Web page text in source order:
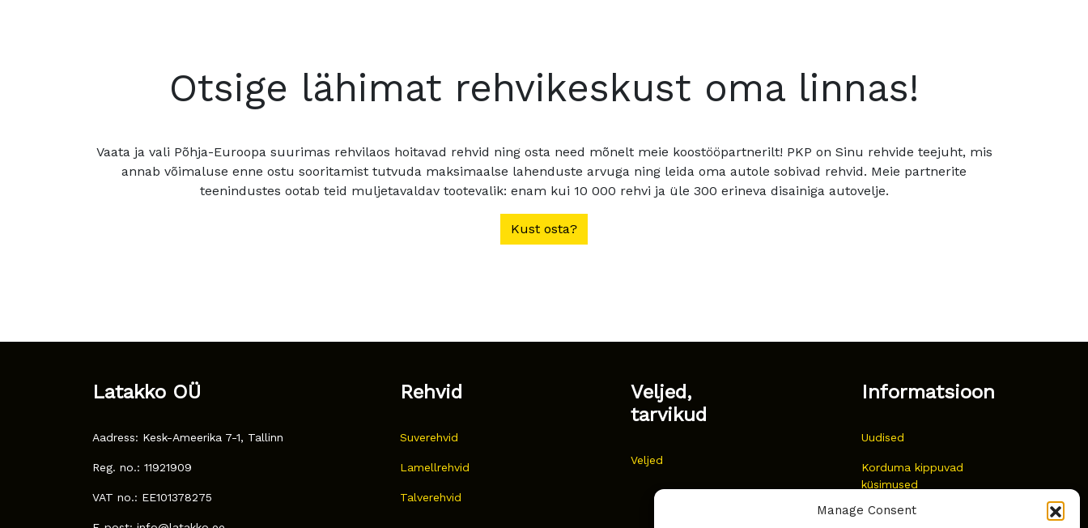
Manage Consent
Otsige lähimat rehvikeskust oma linnas!
Vaata ja vali Põhja-Euroopa suurimas rehvilaos hoitavad rehvid ning osta need mõnelt meie koostööpartnerilt! PKP on Sinu rehvide teejuht, mis
annab võimaluse enne ostu sooritamist tutvuda maksimaalse lahenduste arvuga ning leida oma autole sobivad rehvid. Meie partnerite
teenindustes ootab teid muljetavaldav tootevalik: enam kui 10 000 rehvi ja üle 300 erineva disainiga autovelje.
Kust osta?
Latakko OÜ
Aadress: Kesk-Ameerika 7-1, Tallinn
Reg. no.: 11921909
VAT no.: EE101378275
Rehvid
Suverehvid
Lamellrehvid
Talverehvid
Veljed,
tarvikud
Veljed
Informatsioon
Uudised
Korduma kippuvad
küsimused
Kust osta?